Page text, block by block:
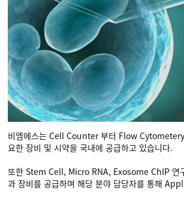
비엠에스는 Cell Counter 부터 Flow Cytometery
요한 장비 및 시약을 국내에 공급하고 있습니다.
또한 Stem Cell, Micro RNA, Exosome ChIP 연
과 장비를 공급하며 해당 분야 담당자를 통해